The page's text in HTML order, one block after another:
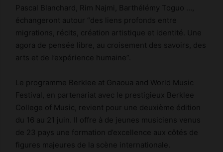
Pascal Blanchard, Rim Najmi, Barthélémy Toguo …,
échangeront autour “des liens profonds entre
migrations, récits, création artistique et identité. Une
agora de pensée libre, au croisement des savoirs, des
arts et de l’expérience humaine”.
Le programme Berklee at Gnaoua and World Music
Festival, en partenariat avec le prestigieux Berklee
College of Music, revient pour une deuxième édition
du 16 au 21 juin. Il offre à de jeunes musiciens venus
de 23 pays une formation d’excellence aux côtés de
figures majeures de la scène internationale.